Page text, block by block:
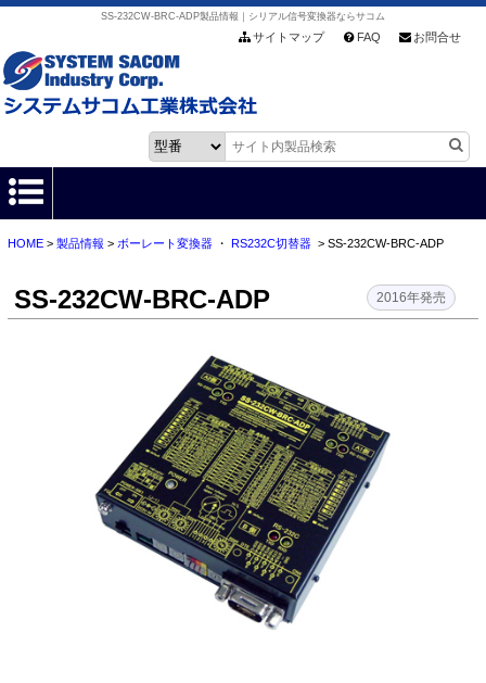
SS-232CW-BRC-ADP製品情報｜シリアル信号変換器ならサコム
サイトマップ FAQ お問合せ
HOME
製品情報
お客様サポート
会社情報
お問い合わせ
HOME> 製品情報 > ボーレート変換器・ RS232C切替器> SS-232CW-BRC-ADP
SS-232CW-BRC-ADP 2016年発売